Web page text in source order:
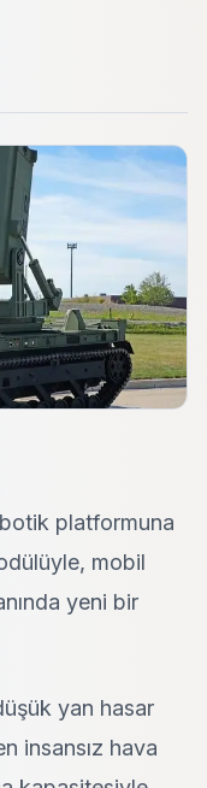
platformuna
mobil
yeni bir
yan hasar
insansız hava